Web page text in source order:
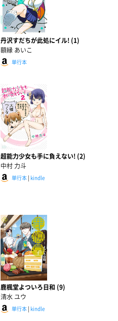
丹沢すだちが此処にイル! (1)
額縁 あいこ
単行本
超能力少女も手に負えない! (2)
中村 力斗
単行本| kindle
鹿楓堂よついろ日和 (9)
清水 ユウ
単行本| kindle